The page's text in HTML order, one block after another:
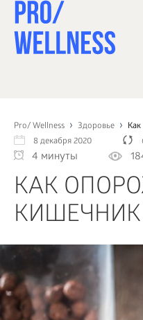
Pro/ Wellness Здоровье
8 декабря 2020
4 минуты
КАК
КИШЕЧНИК
СПОРТ
ЗДОРОВЬЕ
КРАСОТА
ПСИХОЛОГИЯ
КАК?
БИЗНЕС